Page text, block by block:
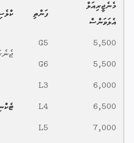
މެނެޖީރިއަލް
އެލަވަންސް
ފަންތި
5,500
G5
5,500
G6
6,000
L3
6,500
L4
7,000
L5